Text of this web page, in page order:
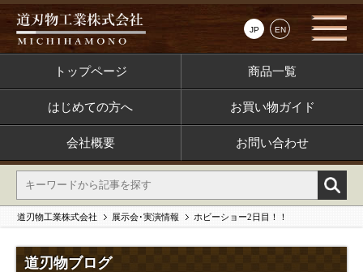
JP EN
トップページ 商品一覧
はじめての方へ お買い物ガイド
会社概要 お問い合わせ
道刃物工業株式会社 展示会･実演情報 ホビーショー2日目！！
道刃物ブログ